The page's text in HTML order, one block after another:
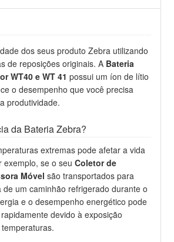
dos seus produto Zebra utilizando
de reposições originais. A Bateria
WT40 e WT 41 possui um íon de lítio
o desempenho que você precisa
produtividade.
da Bateria Zebra?
extremas pode afetar a vida
exemplo, se o seuColetor de
Móvel são transportados para
um caminhão refrigerado durante o
e o desempenho energético pode
devido à exposição